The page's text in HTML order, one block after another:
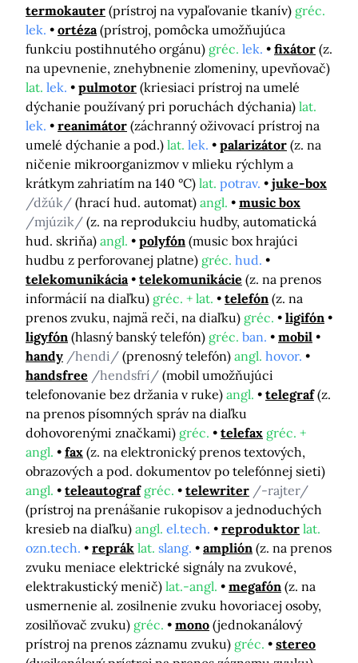
termokauter (prístroj na vypaľovanie tkanív) gréc.
lek.
ortéza (prístroj, pomôcka umožňujúca
funkciu postihnutého orgánu) gréc. lek. fixátor (z.
na upevnenie, znehybnenie zlomeniny, upevňovač)
lat. lek. pulmotor (kriesiaci prístroj na umelé
dýchanie používaný pri poruchách dýchania) lat.
lek.
reanimátor (záchranný oživovací prístroj na
umelé dýchanie a pod.) lat. lek. palarizátor (z. na
ničenie mikroorganizmov v mlieku rýchlym a
krátkym zahriatím na 140 °C) lat. potrav.
juke-box
/džúk/ (hrací hud. automat) angl.
music box
/mjúzik/ (z. na reprodukciu hudby, automatická
hud. skriňa) angl. polyfón (music box hrajúci
hudbu z perforovanej platne) gréc. hud.
telekomunikácia
telekomunikácie (z. na prenos
informácií na diaľku) gréc. + lat. telefón (z. na
prenos zvuku, najmä reči, na diaľku) gréc.
ligifón
ligyfón (hlasný banský telefón) gréc. ban.
mobil
handy /hendi/ (prenosný telefón) angl. hovor.
handsfree /hendsfrí/ (mobil umožňujúci
telefonovanie bez držania v ruke) angl. telegraf (z.
na prenos písomných správ na diaľku
dohovorenými značkami) gréc. telefax gréc. +
angl.
fax (z. na elektronický prenos textových,
obrazových a pod. dokumentov po telefónnej sieti)
angl.
teleautograf gréc. telewriter /-rajter/
(prístroj na prenášanie rukopisov a jednoduchých
kresieb na diaľku) angl. el.tech. reproduktor lat.
ozn.tech.
reprák lat. slang. amplión (z. na prenos
zvuku meniace elektrické signály na zvukové,
elektrakustický menič) lat.-angl. megafón (z. na
usmernenie al. zosilnenie zvuku hovoriacej osoby,
zosilňovač zvuku) gréc. mono (jednokanálový
prístroj na prenos záznamu zvuku) gréc.
stereo